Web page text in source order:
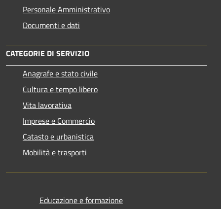
Personale Amministrativo
Documenti e dati
CATEGORIE DI SERVIZIO
Anagrafe e stato civile
Cultura e tempo libero
Vita lavorativa
Imprese e Commercio
Catasto e urbanistica
Mobilità e trasporti
Educazione e formazione